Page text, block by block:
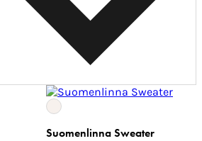
Suomenlinna Sweater